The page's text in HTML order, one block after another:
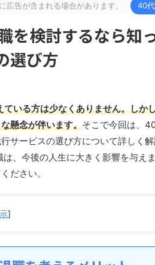
広告が含まれる場合があります。 40
を検討するなら知
選び方
いる方は少なくありません。しか
懸念が伴います。そこで今回は、
サービスの選び方について詳しく
、今後の人生に大きく影響を与え
ださい。
]